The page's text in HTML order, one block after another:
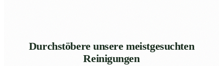
Durchstöbere unsere meistgesuchten
Reinigungen